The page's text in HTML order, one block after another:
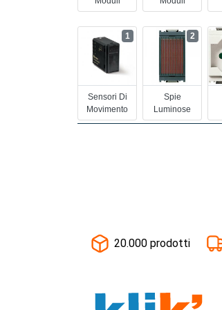
Sensori Di
Movimento
1
Spie
Luminose
2
20.000 prodotti